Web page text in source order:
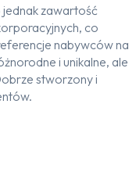
zawartość
co
nabywców na
i unikalne, ale
stworzony i